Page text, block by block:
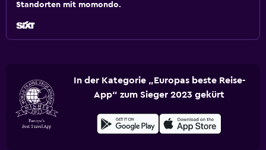
Standorten mit momondo.
In der Kategorie „Europas beste Reise-
App“ zum Sieger 2023 gekürt